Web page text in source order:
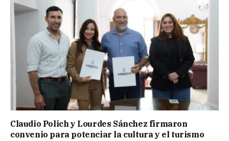
Claudio Polich y Lourdes Sánchez firmaron
convenio para potenciar la cultura y el turismo